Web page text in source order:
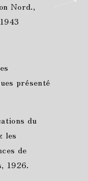
Nord.,
présenté
du
les
de
1926.